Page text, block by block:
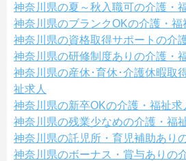
神奈川県の夏～秋入職可の介護・
神奈川県のブランクOKの介護・福
神奈川県の資格取得サポートの介
神奈川県の研修制度ありの介護・
神奈川県の産休･育休･介護休暇取
祉求人
神奈川県の新卒OKの介護・福祉求
神奈川県の残業少なめの介護・福
神奈川県の託児所・育児補助あり
神奈川県のボーナス・賞与ありの